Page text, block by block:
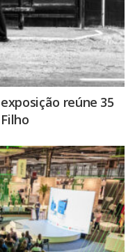
reúne 35